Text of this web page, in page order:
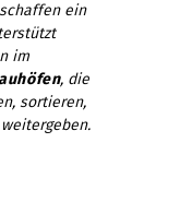
ein
im
, die
sortieren,